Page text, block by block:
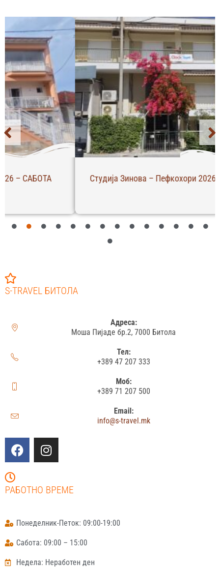
Студија Зинова – Пефкохори 2026 – НЕДЕЛА
S-TRAVEL БИТОЛА
Адреса:
Моша Пијаде бр.2, 7000 Битола
Тел:
+389 47 207 333
Моб:
+389 71 207 500
Email:
info@s-travel.mk
РАБОТНО ВРЕМЕ
Понеделник-Петок: 09:00-19:00
Сабота: 09:00 – 15:00
Недела: Неработен ден